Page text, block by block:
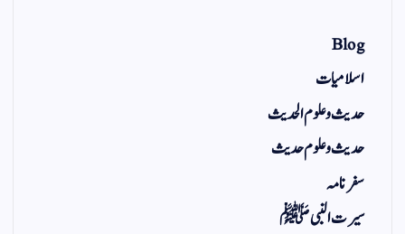
Blog
اسلامیات
حدیث و علوم الحدیث
حدیث و علوم حدیث
سفر نامہ
سیرت النبی ﷺ